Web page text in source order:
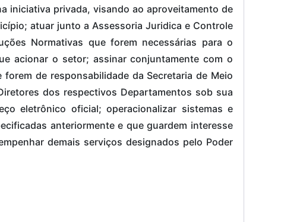
iniciativa privada, visando ao aproveitamento de
atuar junto a Assessoria Juridica e Controle
Normativas que forem necessárias para o
acionar o setor; assinar conjuntamente com o
de responsabilidade da Secretaria de Meio
dos respectivos Departamentos sob sua
eletrônico oficial; operacionalizar sistemas e
anteriormente e que guardem interesse
demais serviços designados pelo Poder